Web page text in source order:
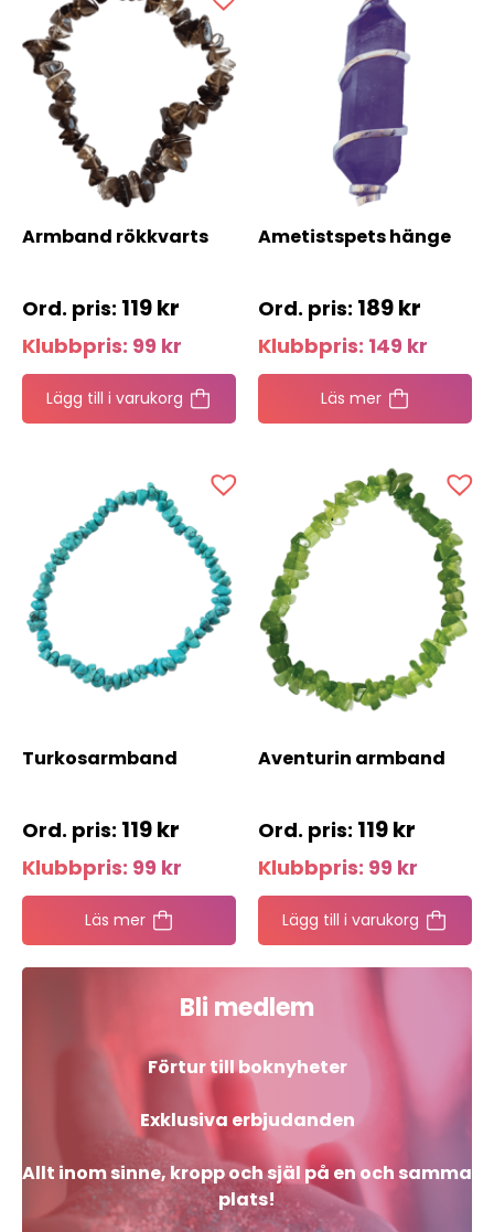
Armband rökkvarts
119kr
Klubbpris: 99 kr
Lägg till i varukorg
Ametistspets hänge
189kr
Klubbpris: 149 kr
Läs mer
Turkosarmband
119kr
Klubbpris: 99 kr
Läs mer
Aventurin armband
119kr
Klubbpris: 99 kr
Lägg till i varukorg
Bli medlem
Förtur till boknyheter
Exklusiva erbjudanden
Allt inom sinne, kropp och själ på en och samma
plats!